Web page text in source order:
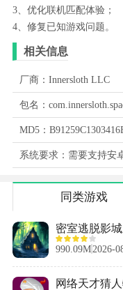
3、优化联机匹配体验；
4、修复已知游戏问题。
相关信息
厂商：Innersloth LLC
包名：
MD5：
系统要求：需要支持安
同类游戏
密室逃脱影
990.09M 2026-
网络天才猜